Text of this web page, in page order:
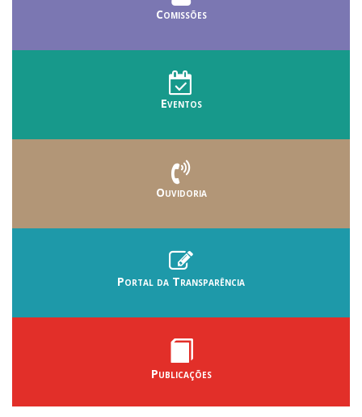
Comissões
Eventos
Ouvidoria
Portal da Transparência
Publicações